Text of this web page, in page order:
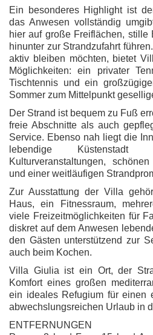
Ein besonderes Highlight ist
das Anwesen vollständig
hier auf große Freiflächen,
hinunter zur Strandzufahrt
aktiv bleiben möchten, bietet
Möglichkeiten: ein privater
Tischtennis und ein
Sommer zum Mittelpunkt
Der Strand ist bequem zu Fuß
freie Abschnitte als auch
Service. Ebenso nah liegt die
lebendige
Kulturveranstaltungen,
und einer weitläufigen
Zur Ausstattung der Villa
Haus, ein Fitnessraum,
viele Freizeitmöglichkeiten für
diskret auf dem Anwesen
den Gästen unterstützend zur
auch beim Kochen.
Villa Giulia ist ein Ort, der
Komfort eines großen
ein ideales Refugium für einen
abwechslungsreichen Urlaub in
ENTFERNUNGEN